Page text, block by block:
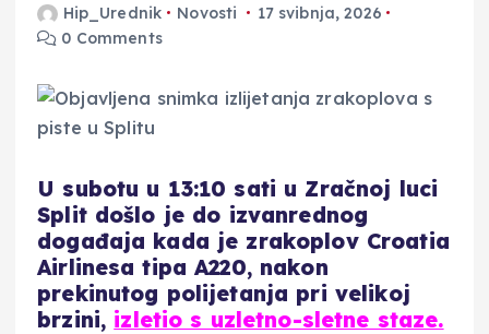
Hip_Urednik Novosti
17 svibnja, 2026
0 Comments
U subotu u 13:10 sati u Zračnoj luci
Split došlo je do izvanrednog
događaja kada je zrakoplov Croatia
Airlinesa tipa A220, nakon
prekinutog polijetanja pri velikoj
brzini, izletio s uzletno-sletne staze.